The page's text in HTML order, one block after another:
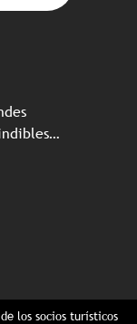
los socios turísticos